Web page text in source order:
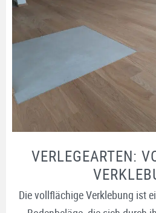
VERLEGEARTEN:
Die vollflächige Verklebung ist